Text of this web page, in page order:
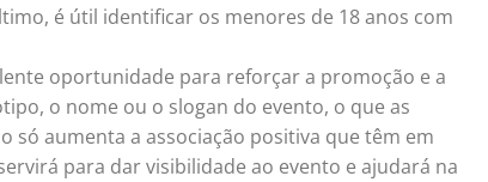
é útil identificar os menores de 18 anos com
oportunidade para reforçar a promoção e a
o nome ou o slogan do evento, o que as
só aumenta a associação positiva que têm em
para dar visibilidade ao evento e ajudará na